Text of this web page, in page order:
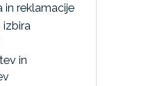
in reklamacije
izbira
in